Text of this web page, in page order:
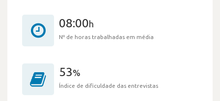
08:00h
Nº de horas trabalhadas em média
53%
Índice de dificuldade das entrevistas